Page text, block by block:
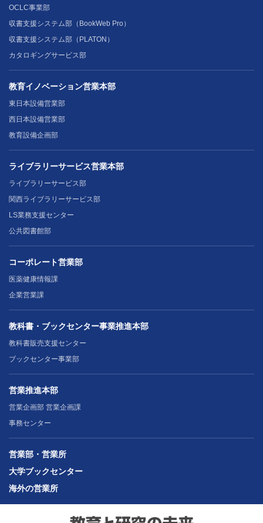
OCLC事業部
収書支援システム部（BookWeb Pro）
収書支援システム部（PLATON）
カタロギングサービス部
教育イノベーション営業本部
東日本設備営業部
西日本設備営業部
教育設備企画部
ライブラリーサービス営業本部
ライブラリーサービス部
関西ライブラリーサービス部
LS業務支援センター
公共図書館部
コーポレート営業部
医薬健康情報課
企業営業課
教科書・ブックセンター事業推進本部
教科書販売支援センター
ブックセンター事業部
営業推進本部
営業企画部 営業企画課
事務センター
営業部・営業所
大学ブックセンター
海外の営業所